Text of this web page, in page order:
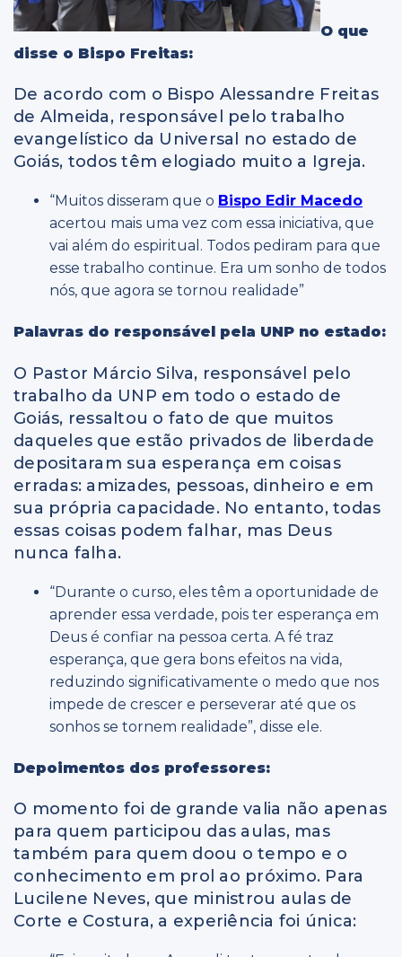
O que
disse o Bispo Freitas:
De acordo com o Bispo Alessandre Freitas
de Almeida, responsável pelo trabalho
evangelístico da Universal no estado de
Goiás, todos têm elogiado muito a Igreja.
“Muitos disseram que o Bispo Edir Macedo
acertou mais uma vez com essa iniciativa, que
vai além do espiritual. Todos pediram para que
esse trabalho continue. Era um sonho de todos
nós, que agora se tornou realidade”
Palavras do responsável pela UNP no estado:
O Pastor Márcio Silva, responsável pelo
trabalho da UNP em todo o estado de
Goiás, ressaltou o fato de que muitos
daqueles que estão privados de liberdade
depositaram sua esperança em coisas
erradas: amizades, pessoas, dinheiro e em
sua própria capacidade. No entanto, todas
essas coisas podem falhar, mas Deus
nunca falha.
“Durante o curso, eles têm a oportunidade de
aprender essa verdade, pois ter esperança em
Deus é confiar na pessoa certa. A fé traz
esperança, que gera bons efeitos na vida,
reduzindo significativamente o medo que nos
impede de crescer e perseverar até que os
sonhos se tornem realidade”, disse ele.
Depoimentos dos professores:
O momento foi de grande valia não apenas
para quem participou das aulas, mas
também para quem doou o tempo e o
conhecimento em prol ao próximo. Para
Lucilene Neves, que ministrou aulas de
Corte e Costura, a experiência foi única: